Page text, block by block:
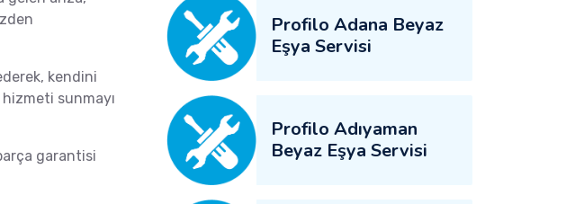
kendini
sunmayı
garantisi
Profilo Adana Beyaz
Eşya Servisi
Profilo Adıyaman
Beyaz Eşya Servisi